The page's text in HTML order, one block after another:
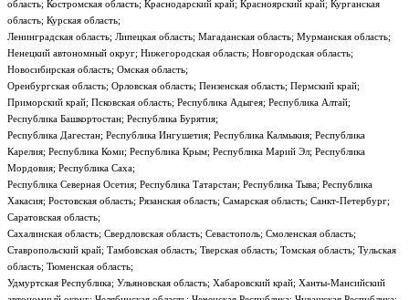
область; Костромская область; Краснодарский край; Красноярский край; Курганская
область; Курская область;
Ленинградская область; Липецкая область; Магаданская область; Мурманская область;
Ненецкий автономный округ; Нижегородская область; Новгородская область;
Новосибирская область; Омская область;
Оренбургская область; Орловская область; Пензенская область; Пермский край;
Приморский край; Псковская область; Республика Адыгея; Республика Алтай;
Республика Башкортостан; Республика Бурятия;
Республика Дагестан; Республика Ингушетия; Республика Калмыкия; Республика
Карелия; Республика Коми; Республика Крым; Республика Марий Эл; Республика
Мордовия; Республика Саха;
Республика Северная Осетия; Республика Татарстан; Республика Тыва; Республика
Хакасия; Ростовская область; Рязанская область; Самарская область; Санкт-Петербург;
Саратовская область;
Сахалинская область; Свердловская область; Севастополь; Смоленская область;
Ставропольский край; Тамбовская область; Тверская область; Томская область; Тульская
область; Тюменская область;
Удмуртская Республика; Ульяновская область; Хабаровский край; Ханты-Мансийский